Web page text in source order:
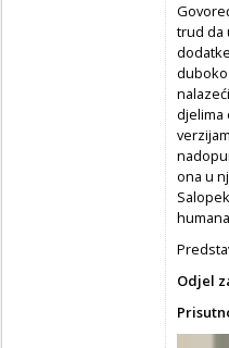
trud da
duboko
djelima
ona u
Odjel